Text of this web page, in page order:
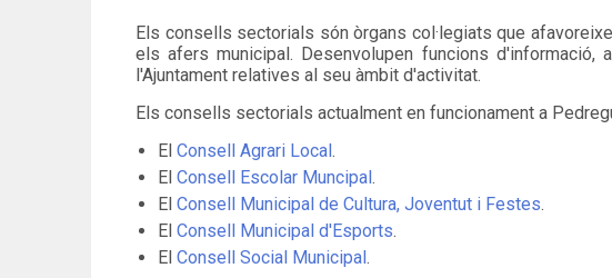
Els consells sectorials són òrgans col·legiats que
els afers municipal. Desenvolupen funcions
l'Ajuntament relatives al seu àmbit d'activitat.
Els consells sectorials actualment en funcionament a
El Consell Agrari Local.
El Consell Escolar Muncipal.
El Consell Municipal de Cultura, Joventut i Festes.
El Consell Municipal d'Esports.
El Consell Social Municipal.